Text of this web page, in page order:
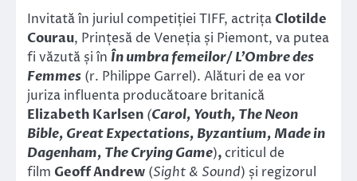
Invitată în juriul competiției TIFF, actrița Clotilde
Courau, Prințesă de Veneția și Piemont, va putea
fi văzută și în În umbra femeilor/L’Ombre des
Femmes (r. Philippe Garrel). Alături de ea vor
juriza influenta producătoare britanică
Elizabeth Karlsen (Carol, Youth, The Neon
Bible, Great Expectations, Byzantium, Made in
Dagenham, The Crying Game), criticul de
film Geoff Andrew (Sight & Sound) și regizorul